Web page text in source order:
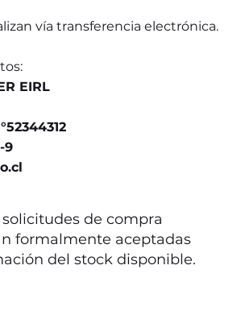
vía transferencia electrónica.
EIRL
9
solicitudes de compra
formalmente aceptadas
del stock disponible.